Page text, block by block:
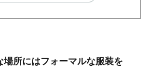
場所にはフォーマルな服装を